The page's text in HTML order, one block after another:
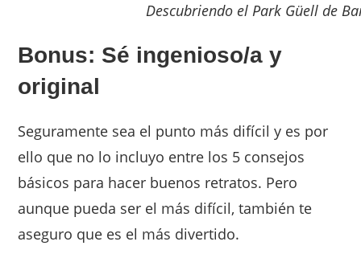
Descubriendo el Park Güell de
Bonus: Sé ingenioso/a y
original
Seguramente sea el punto más difícil y es por
ello que no lo incluyo entre los 5 consejos
básicos para hacer buenos retratos. Pero
aunque pueda ser el más difícil, también te
aseguro que es el más divertido.